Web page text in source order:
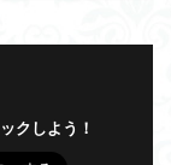
クしよう！